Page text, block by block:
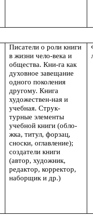
Писатели о роли книги
в жизни чело-века и
общества. Кни-га как
духовное завещание
одного поколения
другому. Книга
художествен-ная и
учебная. Струк-
турные элементы
учебной книги (обло-
жка, титул, форзац,
сноски, оглавление);
создатели книги
(автор, художник,
редактор, корректор,
наборщик и др.)